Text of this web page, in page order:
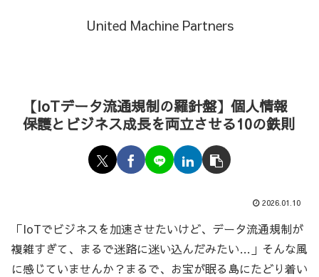
United Machine Partners
【IoTデータ流通規制の羅針盤】個人情報
保護とビジネス成長を両立させる10の鉄則
2026.01.10
「IoTでビジネスを加速させたいけど、データ流通規制が
複雑すぎて、まるで迷路に迷い込んだみたい…」そんな風
に感じていませんか？まるで、お宝が眠る島にたどり着い